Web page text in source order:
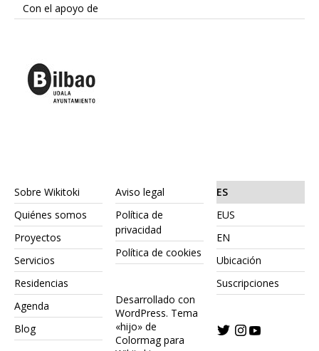
Con el apoyo de
Sobre Wikitoki
Quiénes somos
Proyectos
Servicios
Residencias
Agenda
Blog
Aviso legal
Política de
privacidad
Política de cookies
Desarrollado con
WordPress. Tema
«hijo» de
Colormag para
ES
EUS
EN
Ubicación
Suscripciones